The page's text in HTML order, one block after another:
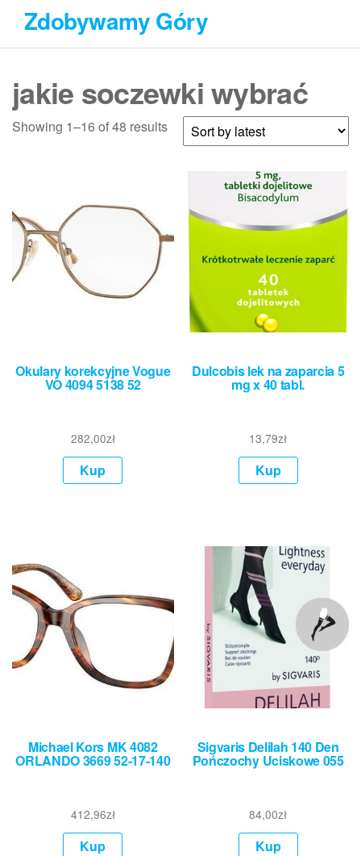
Przejdź
treści
Zdobywamy Góry
jakie soczewki wybrać
Showing 1–16 of 48 results
Okulary korekcyjne Vogue
VO 4094 5138 52
282,00zł
Kup
Dulcobis lek na zaparcia 5
mg x 40 tabl.
13,79zł
Kup
Michael Kors MK 4082
ORLANDO 3669 52-17-140
412,96zł
Kup
Sigvaris Delilah 140 Den
Pończochy Uciskowe 055
84,00zł
Kup